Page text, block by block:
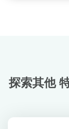
探索其他